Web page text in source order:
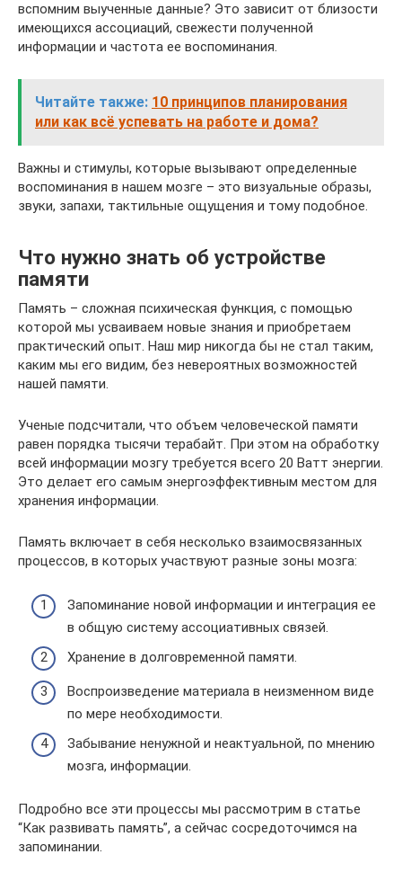
вспомним выученные данные? Это зависит от близости
имеющихся ассоциаций, свежести полученной
информации и частота ее воспоминания.
Читайте также: 10 принципов планирования
или как всё успевать на работе и дома?
Важны и стимулы, которые вызывают определенные
воспоминания в нашем мозге – это визуальные образы,
звуки, запахи, тактильные ощущения и тому подобное.
Что нужно знать об устройстве
памяти
Память – сложная психическая функция, с помощью
которой мы усваиваем новые знания и приобретаем
практический опыт. Наш мир никогда бы не стал таким,
каким мы его видим, без невероятных возможностей
нашей памяти.
Ученые подсчитали, что объем человеческой памяти
равен порядка тысячи терабайт. При этом на обработку
всей информации мозгу требуется всего 20 Ватт энергии.
Это делает его самым энергоэффективным местом для
хранения информации.
Память включает в себя несколько взаимосвязанных
процессов, в которых участвуют разные зоны мозга:
Запоминание новой информации и интеграция ее
в общую систему ассоциативных связей.
Хранение в долговременной памяти.
Воспроизведение материала в неизменном виде
по мере необходимости.
Забывание ненужной и неактуальной, по мнению
мозга, информации.
Подробно все эти процессы мы рассмотрим в статье
“Как развивать память”, а сейчас сосредоточимся на
запоминании.